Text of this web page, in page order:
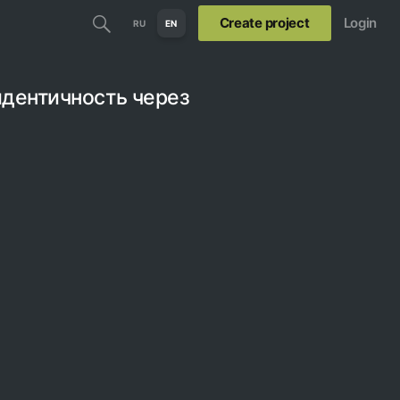
RU EN Create project Login
через